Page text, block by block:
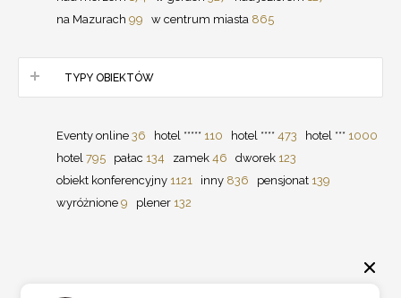
na Mazurach 99 w centrum miasta 865
TYPY OBIEKTÓW
Eventy online 36 hotel ***** 110 hotel **** 473 hotel *** 1000
hotel 795 pałac 134 zamek 46 dworek 123
obiekt konferencyjny 1121 inny 836 pensjonat 139
wyróżnione 9 plener 132